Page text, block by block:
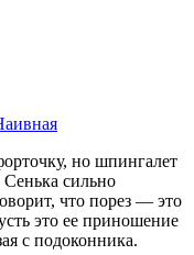
но шпингалет
Сенька сильно
что порез — это
это ее приношение
с подоконника.